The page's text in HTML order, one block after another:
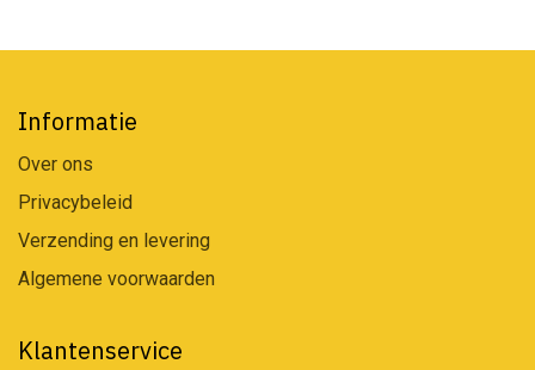
Informatie
Over ons
Privacybeleid
Verzending en levering
Algemene voorwaarden
Klantenservice